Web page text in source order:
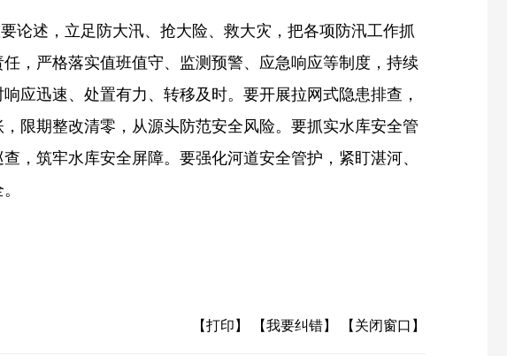
论述，立足防大汛、抢大险、救大灾，把各项防汛工作抓
，严格落实值班值守、监测预警、应急响应等制度，持续
应迅速、处置有力、转移及时。要开展拉网式隐患排查，
限期整改清零，从源头防范安全风险。要抓实水库安全管
，筑牢水库安全屏障。要强化河道安全管护，紧盯湛河、
【打印】 【我要纠错】 【关闭窗口】